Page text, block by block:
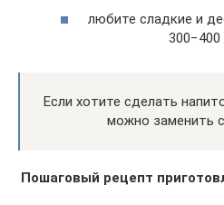
любите сладкие и
300−400
Если хотите сделать
можно заменить
Пошаговый рецепт